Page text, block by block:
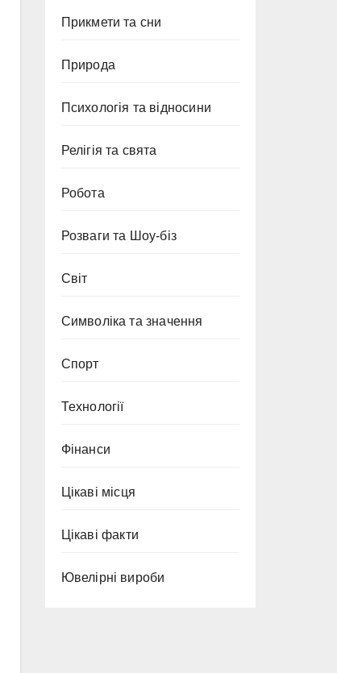
Прикмети та сни
Природа
Психологія та відносини
Релігія та свята
Робота
Розваги та Шоу-біз
Світ
Символіка та значення
Спорт
Технології
Фінанси
Цікаві місця
Цікаві факти
Ювелірні вироби